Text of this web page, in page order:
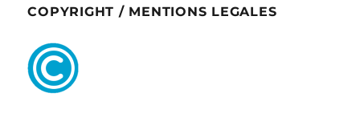
COPYRIGHT / MENTIONS LEGALES